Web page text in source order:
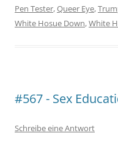
Pen Tester,Queer Eye,
White Hosue Down,White
#567 - Sex
Schreibe eine Antwort